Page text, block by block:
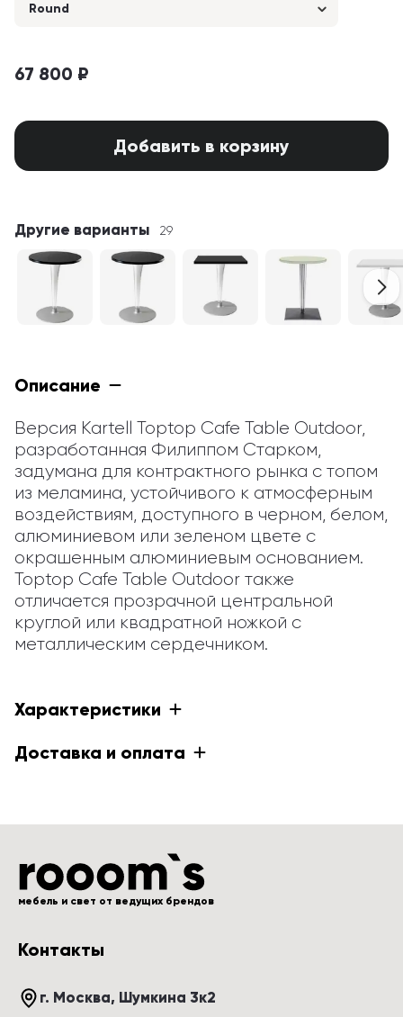
Round
67 800 ₽
Добавить в корзину
Другие варианты 29
Описание
Версия Kartell Toptop Cafe Table Outdoor,
разработанная Филиппом Старком,
задумана для контрактного рынка с топом
из меламина, устойчивого к атмосферным
воздействиям, доступного в черном, белом,
алюминиевом или зеленом цвете с
окрашенным алюминиевым основанием.
Toptop Cafe Table Outdoor также
отличается прозрачной центральной
круглой или квадратной ножкой с
металлическим сердечником.
Характеристики
Доставка и оплата
мебель и свет от ведущих брендов
Контакты
г. Москва, Шумкина 3к2